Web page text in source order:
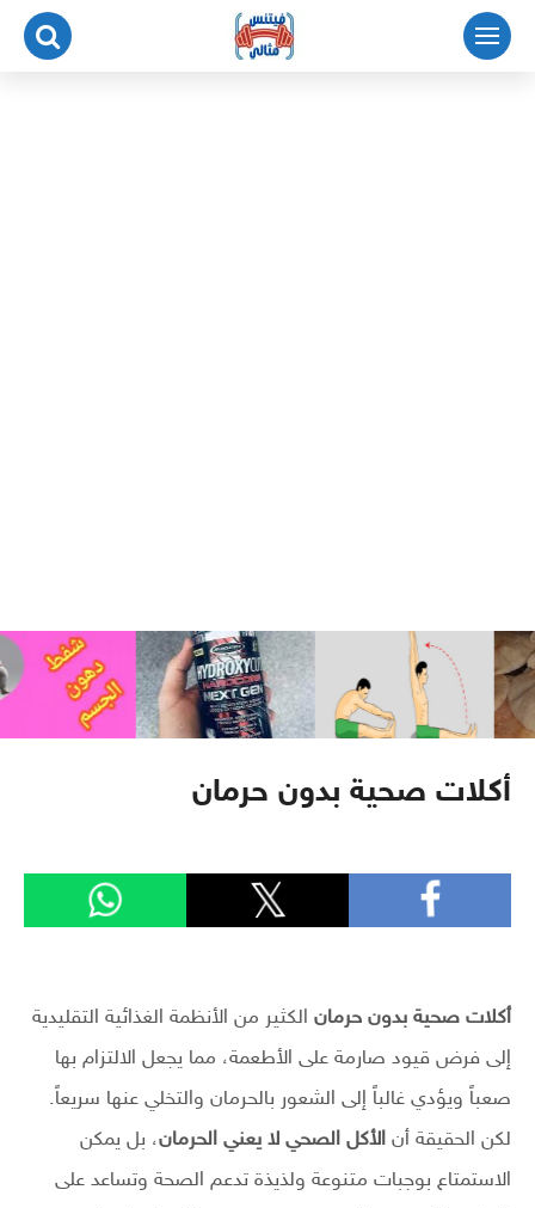
التجاوز
المحتوى
أكلات صحية بدون حرمان
أكلات صحية بدون حرمان الكثير من الأنظمة الغذائية التقليدية
إلى فرض قيود صارمة على الأطعمة، مما يجعل الالتزام بها
صعباً ويؤدي غالباً إلى الشعور بالحرمان والتخلي عنها سريعاً.
لكن الحقيقة أن الأكل الصحي لا يعني الحرمان، بل يمكن
الاستمتاع بوجبات متنوعة ولذيذة تدعم الصحة وتساعد على